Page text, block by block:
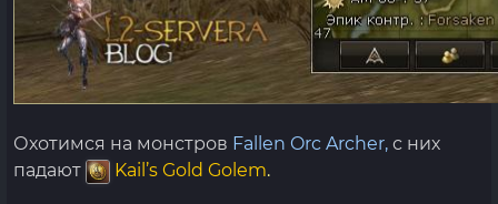
Охотимся на монстров Fallen Orc Archer, с них
падают
Kail’s Gold Golem.